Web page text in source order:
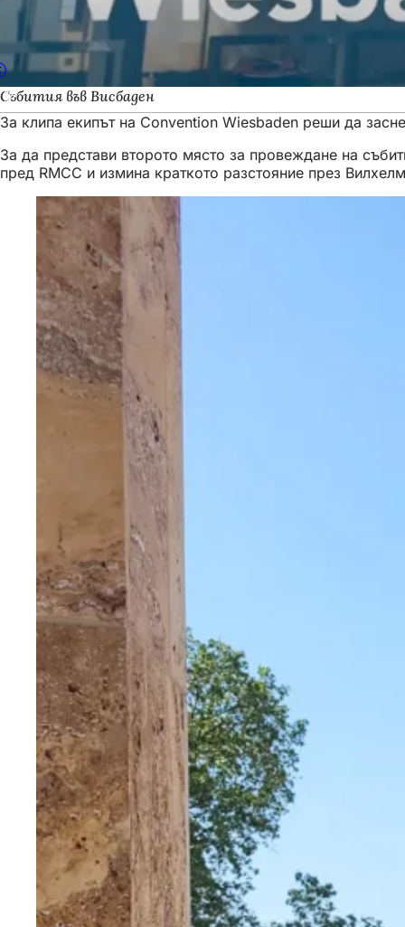
Събития във Висбаден
За клипа екипът на Convention Wiesbaden реши да
За да представи второто място за провеждане на
пред RMCC и измина краткото разстояние през